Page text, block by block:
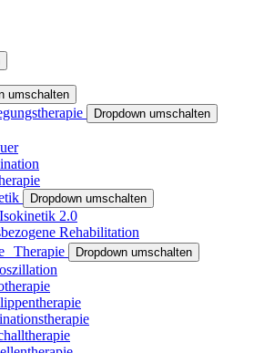
umschalten
Dropdown umschalten
Dropdown umschalten
Isokinetik 2.0
Rehabilitation
Therapie
Dropdown umschalten